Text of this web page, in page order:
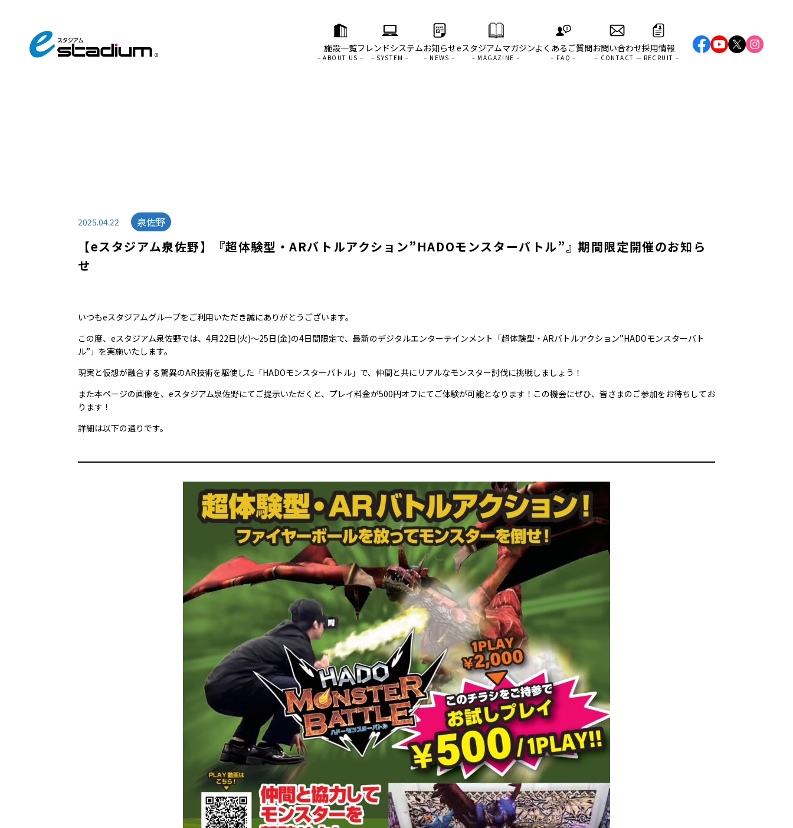
施設一覧フレンドシステムお知らせeスタジアムマガジンよくあるご質問お問い合わせ採用情報
2025.04.22 泉佐野
【eスタジアム泉佐野】『超体験型・ARバトルアクション”HADOモンスターバトル”』期間限定開催のお知ら
せ
いつもeスタジアムグループをご利用いただき誠にありがとうございます。
この度、eスタジアム泉佐野では、4月22日(火)〜25日(金)の4日間限定で、最新のデジタルエンターテインメント「超体験型・ARバトルアクション”HADOモンスターバト
ル”」を実施いたします。
現実と仮想が融合する驚異のAR技術を駆使した「HADOモンスターバトル」で、仲間と共にリアルなモンスター討伐に挑戦しましょう！
また本ページの画像を、eスタジアム泉佐野にてご提示いただくと、プレイ料金が500円オフにてご体験が可能となります！この機会にぜひ、皆さまのご参加をお待ちしてお
ります！
詳細は以下の通りです。